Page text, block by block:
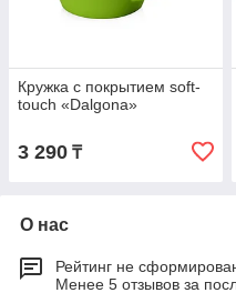
Кружка с покрытием soft-
touch «Dalgona»
3 290 ₸
О нас
Рейтинг не
Менее 5 отзывов за